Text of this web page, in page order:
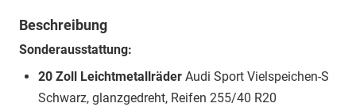
Beschreibung
Sonderausstattung:
20 Zoll Leichtmetallräder Audi Sport Vielspeichen-S
Schwarz, glanzgedreht, Reifen 255/40 R20